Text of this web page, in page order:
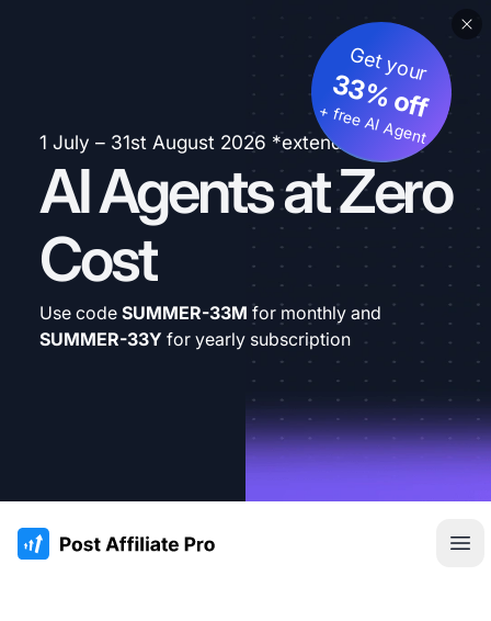
1 July – 31st August 2026 *extended
AI Agents at Zero
Cost
Get your
33% off
+ free AI Agent
Use code SUMMER-33M for monthly and
SUMMER-33Y for yearly subscription
:site.title